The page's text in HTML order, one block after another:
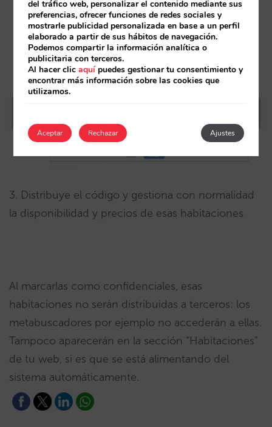
3. Distribuye el código y gestiona con normalidad
la disponibilidad y precios de esas habitaciones
Al marcarlas como confidenciales, esas
habitaciones no serán distribuidas a terceros: los
metabuscadores por ejemplo no accederán a ellas.
Tampoco aparecerán en la sección “Habitaciones”
de tu web, si es que se está alimentando del
sistema automáticamente.
del tráfico web, personalizar el contenido mediante sus
preferencias, ofrecer funciones de redes sociales y
mostrarle publicidad personalizada en base a un perfil
elaborado a partir de sus hábitos de navegación.
Podemos compartir la información analítica o
publicitaria con terceros.
Al hacer clicaquípuedes gestionar tu consentimiento y
encontrar más información sobre las cookies que
utilizamos.
Aceptar Ajustes
Rechazar